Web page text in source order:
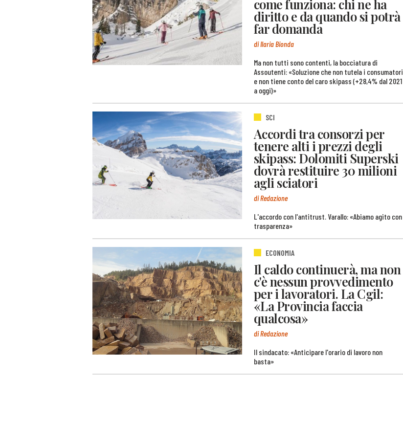
come funziona: chi ne ha
diritto e da quando si potrà
far domanda
di Ilaria Bionda
Ma non tutti sono contenti, la bocciatura di
Assoutenti: «Soluzione che non tutela i consumatori
e non tiene conto del caro skipass (+28,4% dal 2021
a oggi)»
SCI
Accordi tra consorzi per
tenere alti i prezzi degli
skipass: Dolomiti Superski
dovrà restituire 30 milioni
agli sciatori
di Redazione
L'accordo con l'antitrust. Varallo: «Abiamo agito con
trasparenza»
ECONOMIA
Il caldo continuerà, ma non
c'è nessun provvedimento
per i lavoratori. La Cgil:
«La Provincia faccia
qualcosa»
di Redazione
Il sindacato: «Anticipare l'orario di lavoro non
basta»